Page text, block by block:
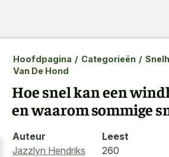
Hoofdpagina / Categorieën /
Van De Hond
Hoe snel kan een
en waarom sommige
Auteur
Jazzlyn Hendriks
Leest
260